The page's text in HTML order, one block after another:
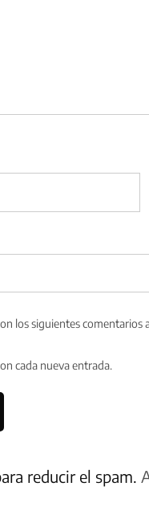
los siguientes comentarios
cada nueva entrada.
reducir el spam.